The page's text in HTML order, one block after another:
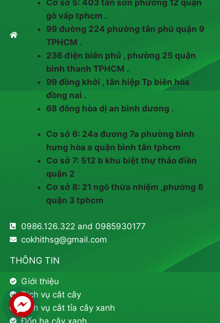
Cơ sở 5: 403 tân sơn phường 12 quận
gò vấp tphcm .
99 đường 224 phường tân phú quận 9
TPHCM .
236 điện biên phủ , phường 25 quận
bình thanh TPHCM .
99 đồng khởi , tân hiệp Tp biên hòa
đồng nai .
68 đông hòa dị an bình dương .
Cơ sở 6: 24a đương 7a phường bình
hưng hòa a quận bình tân tphcm
Cơ sở 7: 512 b khu biệt thự thảo điền
quận 2
Cơ sở 8: 21 ngô thừa nhiệm ,phường 6
quận 3 tphcm
0986.126.322 and 0985930177
cokhithsg@gmail.com
THÔNG TIN
Giới thiệu
Dịch vụ cắt cây
Dịch vụ cắt tỉa cây xanh
Đốn hạ cây xanh